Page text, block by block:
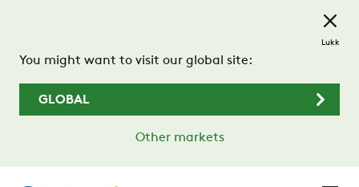
You might want to visit our global site:
GLOBAL
Other markets
Lukk